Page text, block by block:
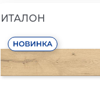
ИТАЛОН